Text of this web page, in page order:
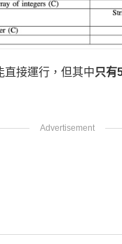
直接運行，但其中只有